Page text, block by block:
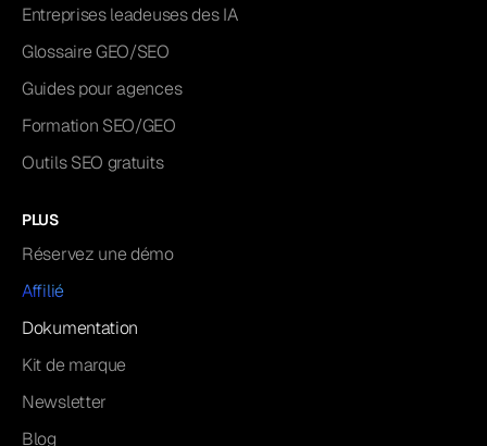
Entreprises leadeuses des IA
Glossaire GEO/SEO
Guides pour agences
Formation SEO/GEO
Outils SEO gratuits
PLUS
Réservez une démo
Affilié
Dokumentation
Kit de marque
Newsletter
Blog